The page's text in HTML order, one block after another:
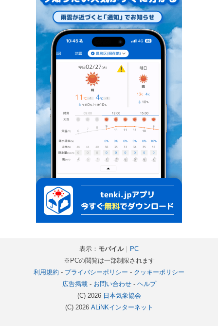
表示： モバイル｜
PC
※PCの閲覧は一部制限されます
利用規約 - プライバシーポリシー - クッキーポリシー
広告掲載- お問い合わせ- ヘルプ
(C) 2026 日本気象協会
(C) 2026 ALiNKインターネット